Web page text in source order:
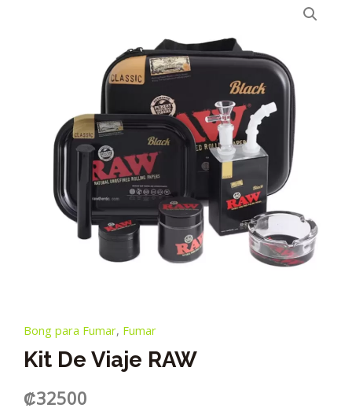
Bong para Fumar, Fumar
Kit De Viaje RAW
₡32500